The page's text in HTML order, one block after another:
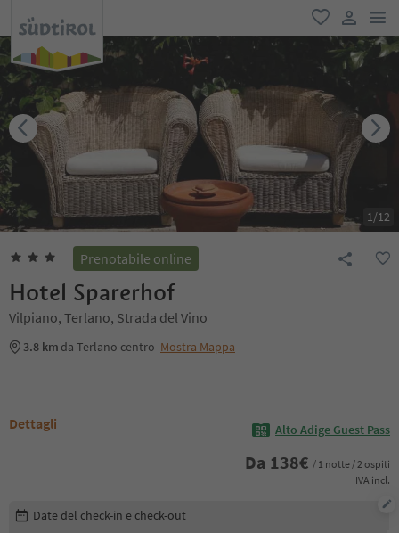
favoriti
user link
1/12
Prenotabile online
Hotel Sparerhof
Vilpiano, Terlano, Strada del Vino
3.8 km da Terlano centro Mostra Mappa
Dettagli Alto Adige Guest Pass
Da 138€ / 1 notte / 2 ospiti
IVA incl.
Modifica i dettagli della prenotazione
Date del check-in e check-out